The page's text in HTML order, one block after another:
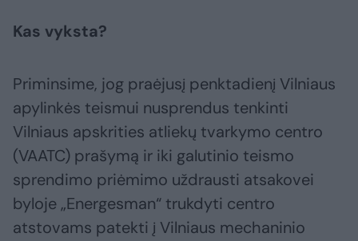
Kas vyksta?
Priminsime, jog praėjusį penktadienį Vilniaus
apylinkės teismui nusprendus tenkinti
Vilniaus apskrities atliekų tvarkymo centro
(VAATC) prašymą ir iki galutinio teismo
sprendimo priėmimo uždrausti atsakovei
byloje „Energesman“ trukdyti centro
atstovams patekti į Vilniaus mechaninio